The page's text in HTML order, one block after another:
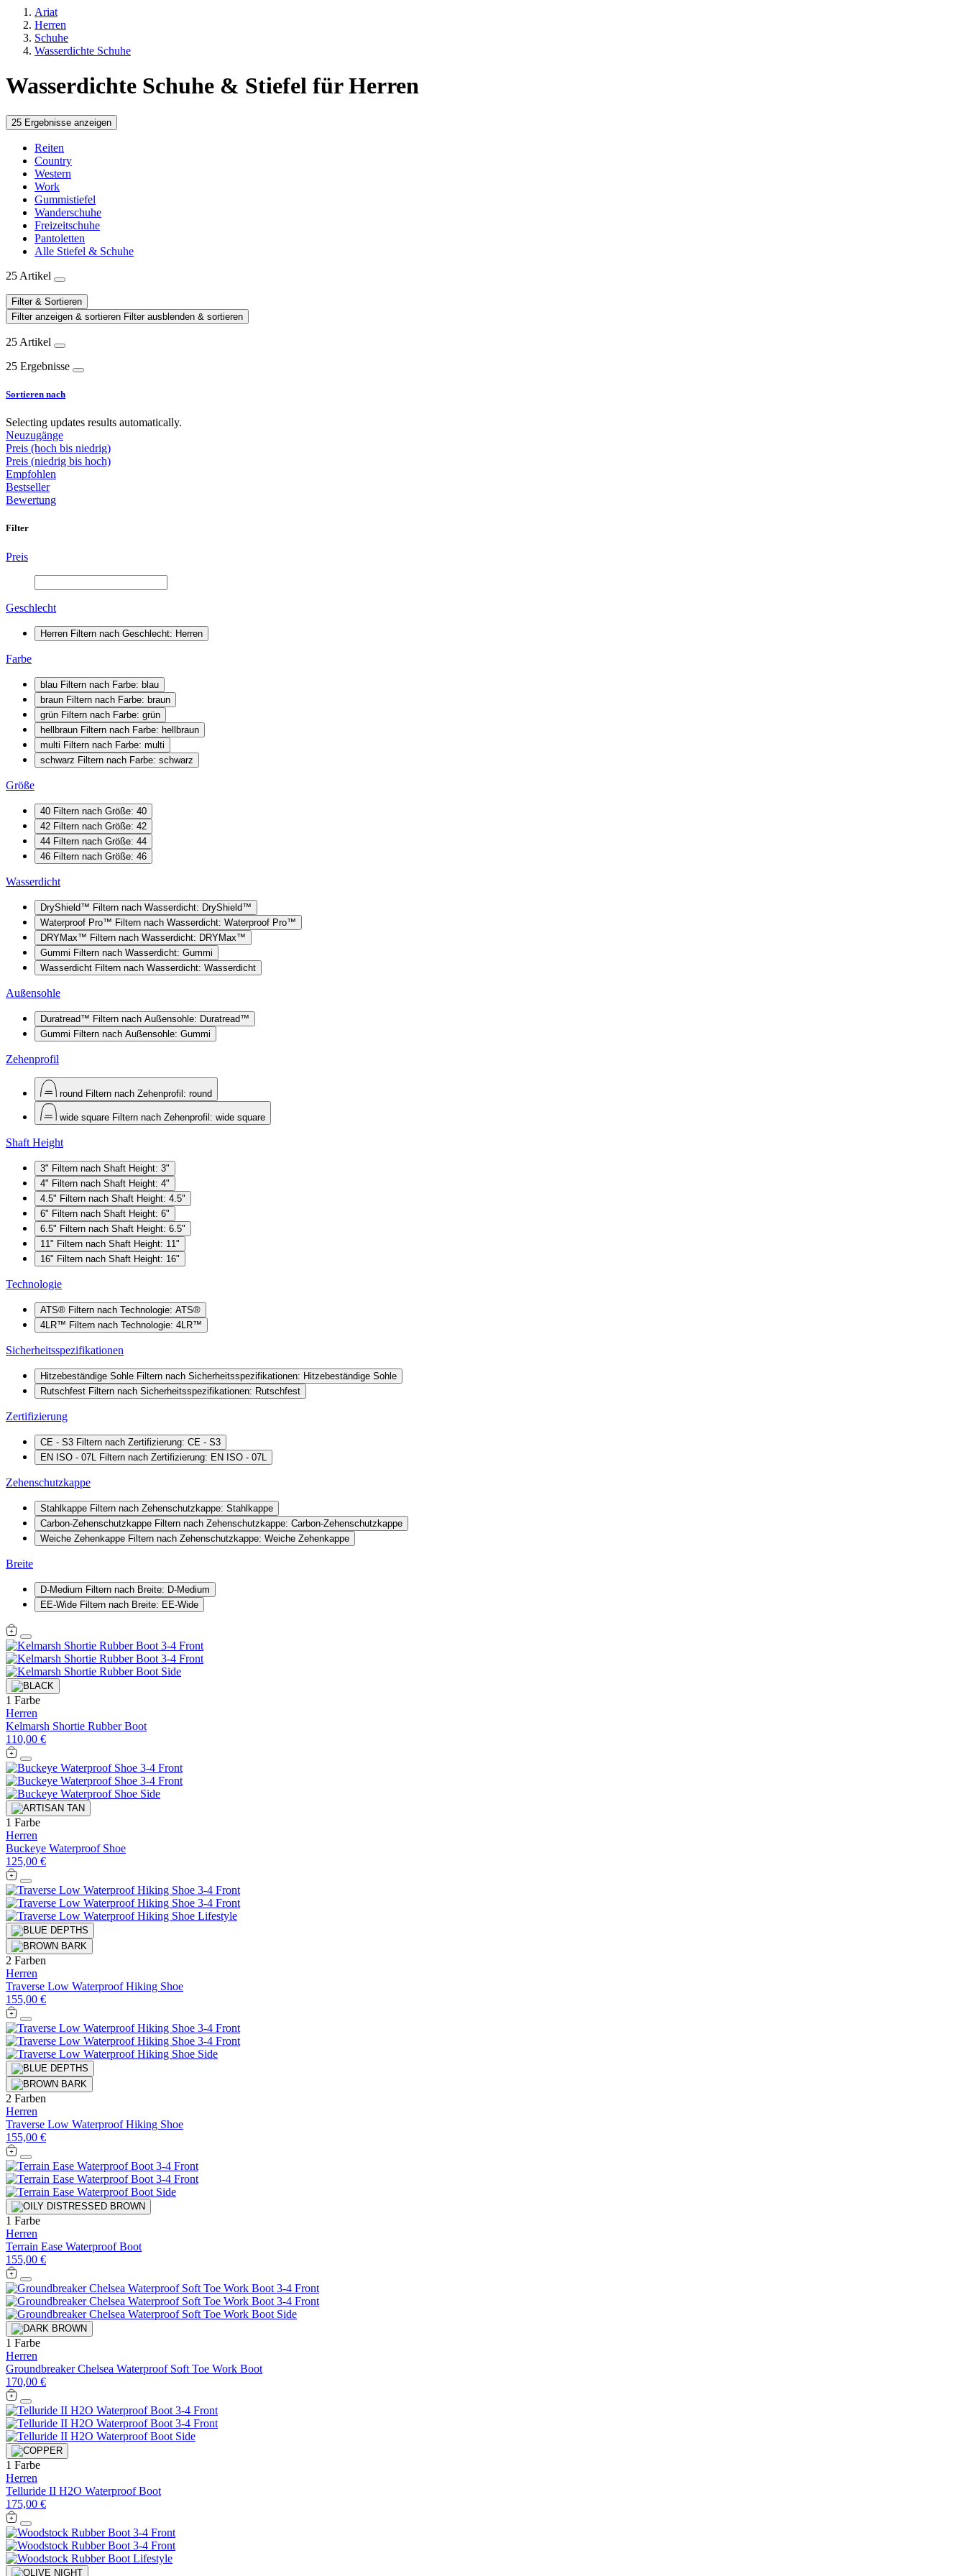
Ariat
Herren
Schuhe
Wasserdichte Schuhe
Wasserdichte Schuhe & Stiefel für Herren
25 Ergebnisse anzeigen
Reiten
Country
Western
Work
Gummistiefel
Wanderschuhe
Freizeitschuhe
Pantoletten
Alle Stiefel & Schuhe
25 Artikel
Filter & Sortieren
Filter anzeigen & sortieren Filter ausblenden & sortieren
25 Artikel
25 Ergebnisse
Sortieren nach
Selecting updates results automatically.
Neuzugänge
Preis (hoch bis niedrig)
Preis (niedrig bis hoch)
Empfohlen
Bestseller
Bewertung
Filter
Preis
Geschlecht
Herren Filtern nach Geschlecht: Herren
Farbe
blau Filtern nach Farbe: blau
braun Filtern nach Farbe: braun
grün Filtern nach Farbe: grün
hellbraun Filtern nach Farbe: hellbraun
multi Filtern nach Farbe: multi
schwarz Filtern nach Farbe: schwarz
Größe
40 Filtern nach Größe: 40
42 Filtern nach Größe: 42
44 Filtern nach Größe: 44
46 Filtern nach Größe: 46
Wasserdicht
DryShield™ Filtern nach Wasserdicht: DryShield™
Waterproof Pro™ Filtern nach Wasserdicht: Waterproof Pro™
DRYMax™ Filtern nach Wasserdicht: DRYMax™
Gummi Filtern nach Wasserdicht: Gummi
Wasserdicht Filtern nach Wasserdicht: Wasserdicht
Außensohle
Duratread™ Filtern nach Außensohle: Duratread™
Gummi Filtern nach Außensohle: Gummi
Zehenprofil
round Filtern nach Zehenprofil: round
wide square Filtern nach Zehenprofil: wide square
Shaft Height
3" Filtern nach Shaft Height: 3"
4" Filtern nach Shaft Height: 4"
4.5" Filtern nach Shaft Height: 4.5"
6" Filtern nach Shaft Height: 6"
6.5" Filtern nach Shaft Height: 6.5"
11" Filtern nach Shaft Height: 11"
16" Filtern nach Shaft Height: 16"
Technologie
ATS® Filtern nach Technologie: ATS®
4LR™ Filtern nach Technologie: 4LR™
Sicherheitsspezifikationen
Hitzebeständige Sohle Filtern nach Sicherheitsspezifikationen: Hitzebeständige Sohle
Rutschfest Filtern nach Sicherheitsspezifikationen: Rutschfest
Zertifizierung
CE - S3 Filtern nach Zertifizierung: CE - S3
EN ISO - 07L Filtern nach Zertifizierung: EN ISO - 07L
Zehenschutzkappe
Stahlkappe Filtern nach Zehenschutzkappe: Stahlkappe
Carbon-Zehenschutzkappe Filtern nach Zehenschutzkappe: Carbon-Zehenschutzkappe
Weiche Zehenkappe Filtern nach Zehenschutzkappe: Weiche Zehenkappe
Breite
D-Medium Filtern nach Breite: D-Medium
EE-Wide Filtern nach Breite: EE-Wide
1 Farbe
Herren
Kelmarsh Shortie Rubber Boot
110,00 €
1 Farbe
Herren
Buckeye Waterproof Shoe
125,00 €
2 Farben
Herren
Traverse Low Waterproof Hiking Shoe
155,00 €
2 Farben
Herren
Traverse Low Waterproof Hiking Shoe
155,00 €
1 Farbe
Herren
Terrain Ease Waterproof Boot
155,00 €
1 Farbe
Herren
Groundbreaker Chelsea Waterproof Soft Toe Work Boot
170,00 €
1 Farbe
Herren
Telluride II H2O Waterproof Boot
175,00 €